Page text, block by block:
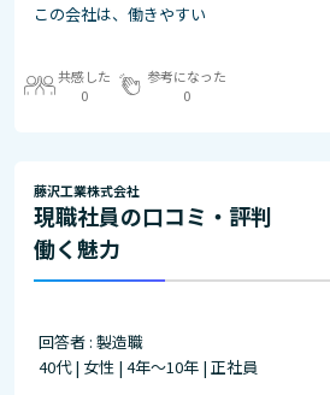
この会社は、働きやすい
共感した
0
参考になった
0
藤沢工業株式会社
現職社員の口コミ・評判
働く魅力
回答者 : 製造職
40代 | 女性 | 4年～10年 | 正社員